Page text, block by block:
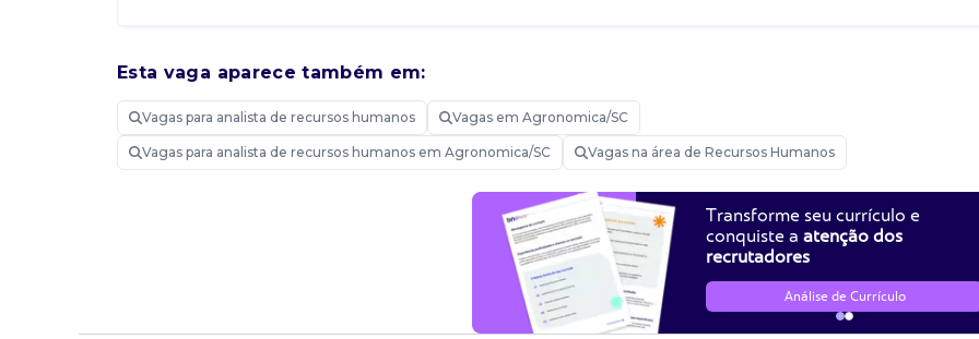
Esta vaga aparece também em:
Vagas para analista de recursos humanos Vagas em Agronomica/SC
Vagas para analista de recursos humanos em Agronomica/SC Vagas na área de Recursos Humanos
Transforme seu currículo e
conquiste a atenção dos
recrutadores
Análise de Currículo